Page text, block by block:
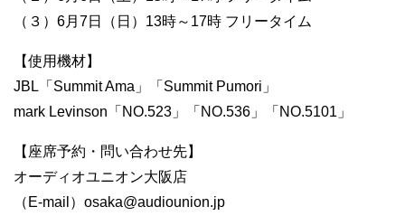
（３）6月7日（日）13時～17時 フリータイム
【使用機材】
JBL「Summit Ama」「Summit Pumori」
mark Levinson「NO.523」「NO.536」「NO.5101」
【座席予約・問い合わせ先】
オーディオユニオン大阪店
（E-mail）osaka@audiounion.jp